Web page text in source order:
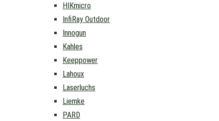
HIKmicro
InfiRay Outdoor
Innogun
Kahles
Keeppower
Lahoux
Laserluchs
Liemke
PARD